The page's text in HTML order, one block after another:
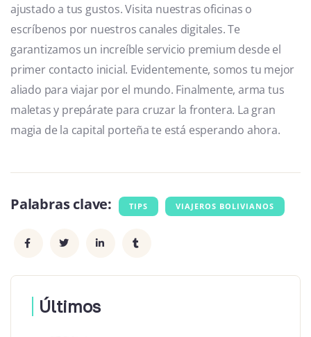
ajustado a tus gustos. Visita nuestras oficinas o
escríbenos por nuestros canales digitales. Te
garantizamos un increíble servicio premium desde el
primer contacto inicial. Evidentemente, somos tu mejor
aliado para viajar por el mundo. Finalmente, arma tus
maletas y prepárate para cruzar la frontera. La gran
magia de la capital porteña te está esperando ahora.
Palabras clave: TIPS VIAJEROS BOLIVIANOS
Últimos